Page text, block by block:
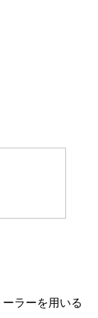
ラーを用いる